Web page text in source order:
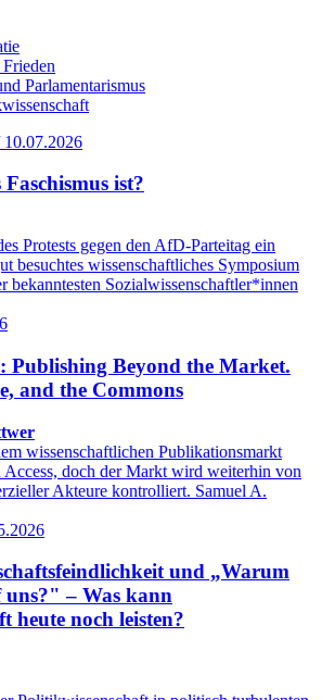
Parlamentarismus
10.07.2026
ist?
Protests gegen den AfD-Parteitag ein
besuchtes wissenschaftliches Symposium
bekanntesten Sozialwissenschaftler*innen
Publishing Beyond the Market.
and the Commons
wissenschaftlichen Publikationsmarkt
doch der Markt wird weiterhin von
Akteure kontrolliert. Samuel A.
und „Warum
– Was kann
heute noch leisten?